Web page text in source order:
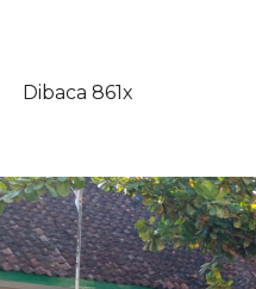
Dibaca 861x